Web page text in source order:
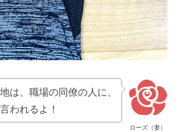
ローズ（妻）
は、職場の同僚の人に、
われるよ！